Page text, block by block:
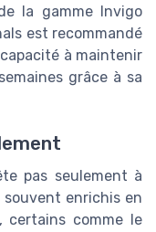
la gamme Invigo
est recommandé
à maintenir
grâce à sa
pas seulement à
enrichis en
certains comme le